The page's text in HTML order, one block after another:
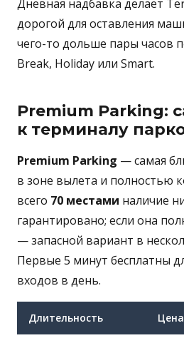
Дневная надбавка делает
дорогой для оставления
чего-то дольше пары часов
Break, Holiday или Smart.
Premium Parking:
к терминалу
Premium Parking — самая
в зоне вылета и полностью
всего 70 местами наличие
гарантировано; если она
— запасной вариант в
Первые 5 минут бесплатны
входов в день.
Длительность Цена